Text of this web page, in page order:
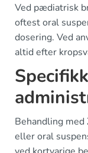
Ved pædiatrisk
oftest oral
dosering. Ved
altid efter
Behandling
eller oral